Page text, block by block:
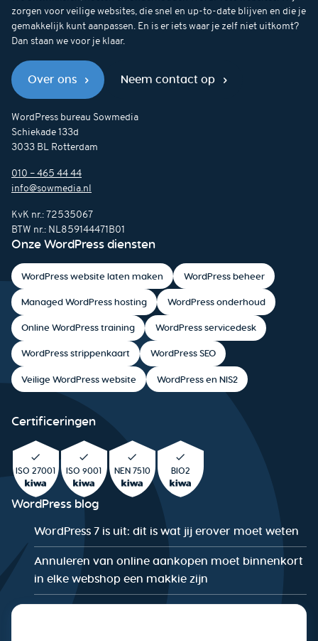
zorgen voor veilige websites, die snel en up-to-date blijven en die je
gemakkelijk kunt aanpassen. En is er iets waar je zelf niet uitkomt?
Dan staan we voor je klaar.
Over ons Neem contact op
WordPress bureau Sowmedia
Schiekade 133d
3033 BL Rotterdam
010 – 465 44 44
info@sowmedia.nl
KvK nr.: 72535067
BTW nr.: NL859144471B01
Onze WordPress diensten
WordPress website laten maken WordPress beheer
Managed WordPress hosting WordPress onderhoud
Online WordPress training WordPress servicedesk
WordPress strippenkaart WordPress SEO
Veilige WordPress website WordPress en NIS2
Certificeringen
ISO 27001 ISO 9001 NEN 7510 BIO2
WordPress blog
WordPress 7 is uit: dit is wat jij erover moet weten
Annuleren van online aankopen moet binnenkort
in elke webshop een makkie zijn
De WordPress Security Checklist: Is jouw website